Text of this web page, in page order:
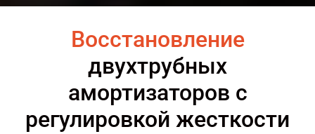
Восстановление
двухтрубных
амортизаторов с
регулировкой жесткости